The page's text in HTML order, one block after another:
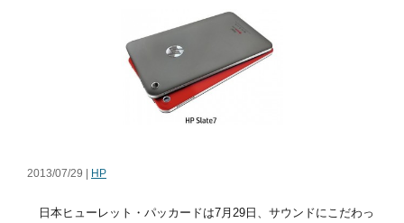
2013/07/29 | HP
日本ヒューレット・パッカードは7月29日、サウンドにこだわっ